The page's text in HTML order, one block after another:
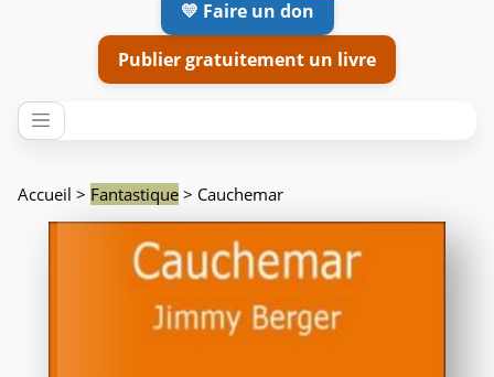
💛 Faire un don
Publier gratuitement un livre
Accueil > Fantastique > Cauchemar